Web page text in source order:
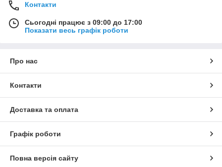
Контакти
Сьогодні працює з 09:00 до 17:00
Показати весь графік роботи
Про нас
Контакти
Доставка та оплата
Графік роботи
Повна версія сайту